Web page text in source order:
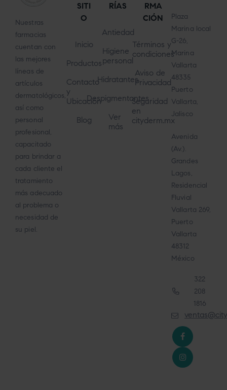
Nuestras
farmacias
cuentan con
las mejores
líneas de
artículos
dermatológicos,
así como
personal
profesional,
capacitado
para brindar a
cada cliente el
tratamiento
más adecuado
al problema o
necesidad de
su piel.
SITI
O
Inicio
Productos
Contacto
y
Ubicación
Blog
RÍAS
Antiedad
Higiene
personal
Hidratantes
Despigmentantes
Ver
más
RMA
CIÓN
Términos y
condiciones
Aviso de
Privacidad
Seguridad
en
cityderm.mx
Plaza
Marina local
G-26,
Marina
Vallarta
48335
Puerto
Vallarta,
Jalisco
Avenida
(Av.).
Grandes
Lagos,
Residencial
Fluvial
Vallarta 269,
Puerto
Vallarta
48312
México
322
208
1816